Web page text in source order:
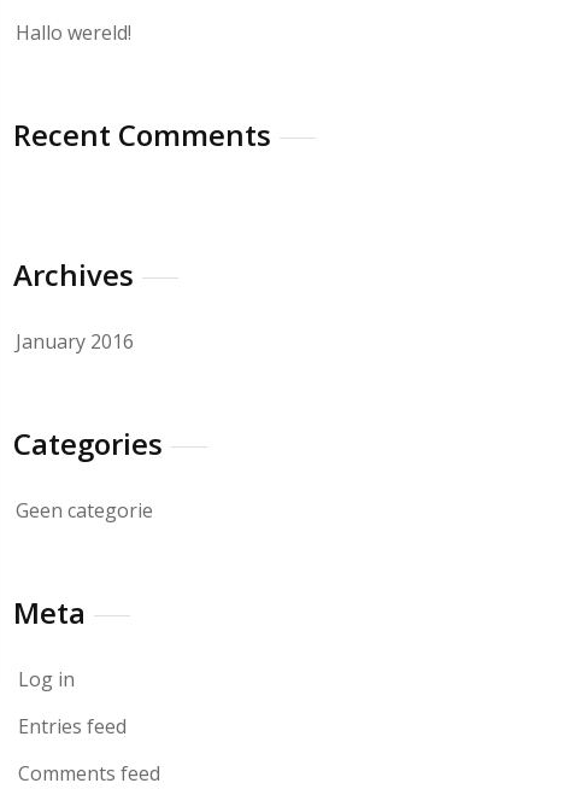
Hallo wereld!
Recent Comments
Archives
January 2016
Categories
Geen categorie
Meta
Log in
Entries feed
Comments feed